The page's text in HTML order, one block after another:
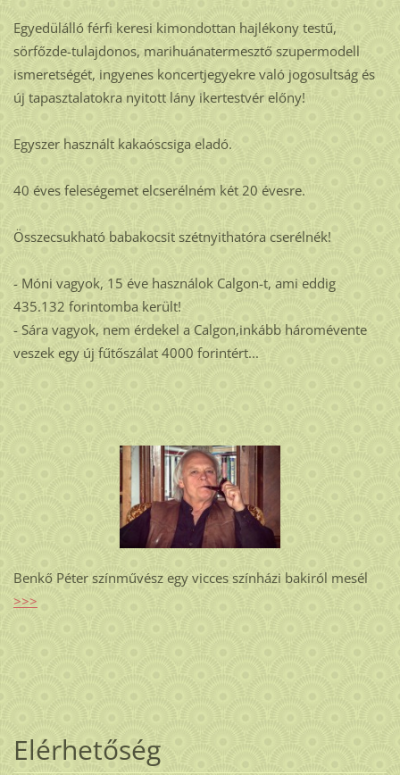
Egyedülálló férfi keresi kimondottan hajlékony testű,
sörfőzde-tulajdonos, marihuánatermesztő szupermodell
ismeretségét, ingyenes koncertjegyekre való jogosultság és
új tapasztalatokra nyitott lány ikertestvér előny!
Egyszer használt kakaóscsiga eladó.
40 éves feleségemet elcserélném két 20 évesre.
Összecsukható babakocsit szétnyithatóra cserélnék!
- Móni vagyok, 15 éve használok Calgon-t, ami eddig
435.132 forintomba került!
- Sára vagyok, nem érdekel a Calgon,inkább háromévente
veszek egy új fűtőszálat 4000 forintért...
Benkő Péter színművész egy vicces színházi bakiról mesél
>>>
Elérhetőség